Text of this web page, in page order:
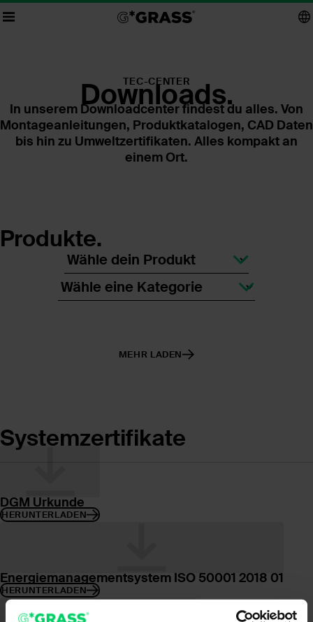
TEC-CENTER
Downloads.
In unserem Downloadcenter findest du alles. Von
Montageanleitungen, Produktkatalogen, CAD Daten
bis hin zu Umweltzertifikaten. Alles kompakt an
einem Ort.
Produkte.
MEHR LADEN
Systemzertifikate
DGM Urkunde
HERUNTERLADEN
Energiemanagementsystem ISO 50001 2018 01
HERUNTERLADEN